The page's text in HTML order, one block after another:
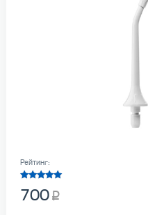
Рейтинг:
700